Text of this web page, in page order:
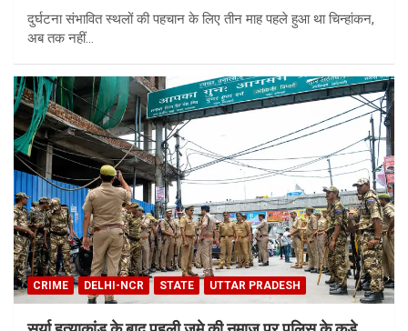
दुर्घटना संभावित स्थलों की पहचान के लिए तीन माह पहले हुआ था चिन्हांकन,
अब तक नहीं…
CRIME DELHI-NCR STATE UTTAR PRADESH